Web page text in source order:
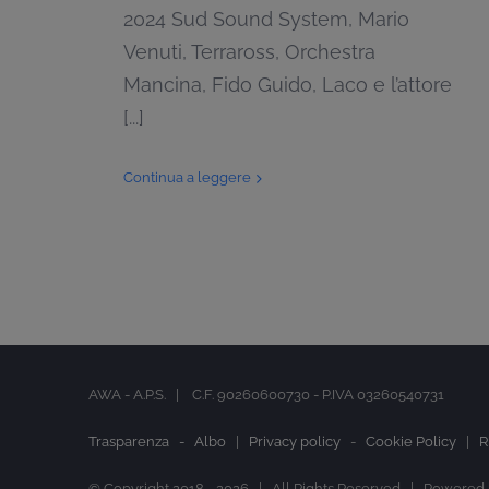
2024 Sud Sound System, Mario
Venuti, Terraross, Orchestra
Mancina, Fido Guido, Laco e l’attore
[...]
Continua a leggere
AWA - A.P.S. | C.F. 90260600730 - P.IVA 03260540731
Trasparenza -Albo Privacy policy -Cookie Policy